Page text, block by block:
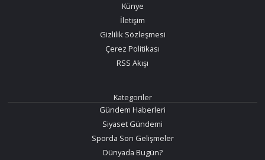
Künye
İletişim
Gizlilik Sözleşmesi
Çerez Politikası
RSS Akışı
Kategoriler
Gündem Haberleri
Siyaset Gündemi
Sporda Son Gelişmeler
Dünyada Bugün?